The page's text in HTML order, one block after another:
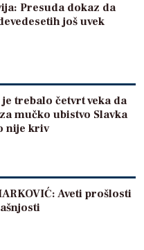
Presuda dokaz da
još uvek
trebalo četvrt veka da
mučko ubistvo Slavka
nije kriv
Aveti prošlosti